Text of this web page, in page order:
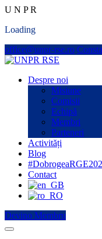
U N PR
Loading
office@unpr-rse.ro
Despre noi
Misiune
Comisii
Echipă
Membri
Parteneri
Activități
Blog
Contact
Devino Membru